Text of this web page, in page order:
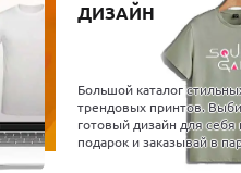
ДИЗАЙН
Большой каталог
трендовых принтов.
готовый дизайн для себя
подарок и заказывай в